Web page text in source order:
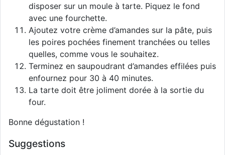
disposer sur un moule à tarte. Piquez le fond
avec une fourchette.
Ajoutez votre crème d’amandes sur la pâte, puis
les poires pochées finement tranchées ou telles
quelles, comme vous le souhaitez.
Terminez en saupoudrant d’amandes effilées puis
enfournez pour 30 à 40 minutes.
La tarte doit être joliment dorée à la sortie du
four.
Bonne dégustation !
Suggestions